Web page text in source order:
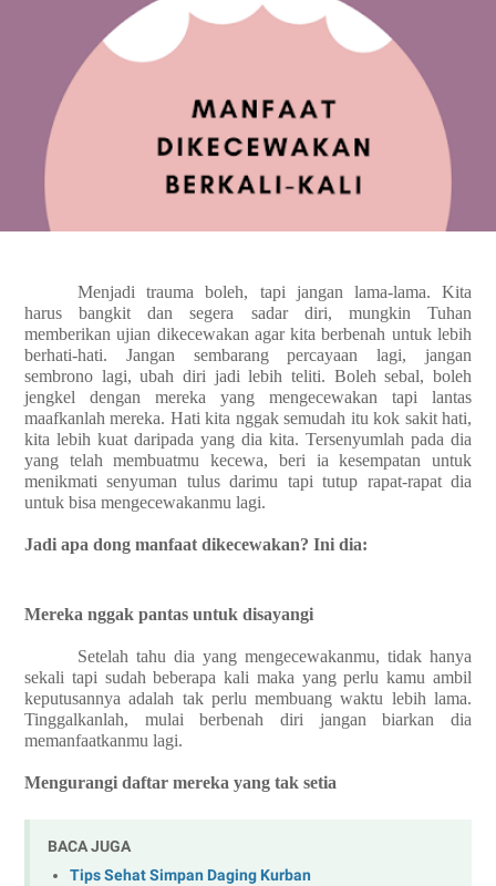
Menjadi trauma boleh, tapi jangan lama-lama. Kita
harus bangkit dan segera sadar diri, mungkin Tuhan
memberikan ujian dikecewakan agar kita berbenah untuk lebih
berhati-hati. Jangan sembarang percayaan lagi, jangan
sembrono lagi, ubah diri jadi lebih teliti. Boleh sebal, boleh
jengkel dengan mereka yang mengecewakan tapi lantas
maafkanlah mereka. Hati kita nggak semudah itu kok sakit hati,
kita lebih kuat daripada yang dia kita. Tersenyumlah pada dia
yang telah membuatmu kecewa, beri ia kesempatan untuk
menikmati senyuman tulus darimu tapi tutup rapat-rapat dia
untuk bisa mengecewakanmu lagi.
Jadi apa dong manfaat dikecewakan? Ini dia:
Mereka nggak pantas untuk disayangi
Setelah tahu dia yang mengecewakanmu, tidak hanya
sekali tapi sudah beberapa kali maka yang perlu kamu ambil
keputusannya adalah tak perlu membuang waktu lebih lama.
Tinggalkanlah, mulai berbenah diri jangan biarkan dia
memanfaatkanmu lagi.
Mengurangi daftar mereka yang tak setia
BACA JUGA
Tips Sehat Simpan Daging Kurban